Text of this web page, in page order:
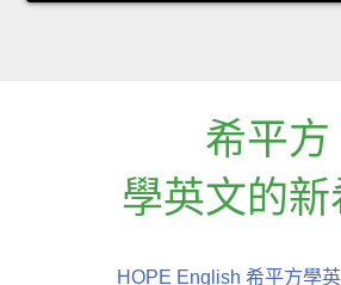
希平方
學英文的新
HOPE English 希平方學